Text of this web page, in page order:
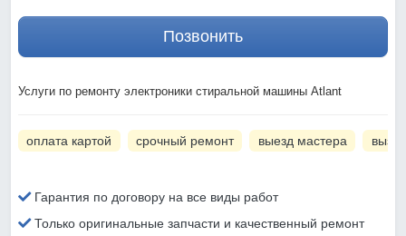
Позвонить
Услуги по ремонту электроники стиральной машины Atlant
оплата картой срочный ремонт выезд мастера
Гарантия по договору на все виды работ
Только оригинальные запчасти и качественный ремонт